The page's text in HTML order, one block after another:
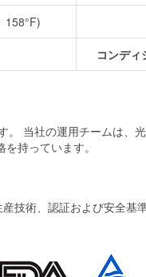
158°F)
コンディ
当社の運用チームは、
持っています。
技術、認証および安全